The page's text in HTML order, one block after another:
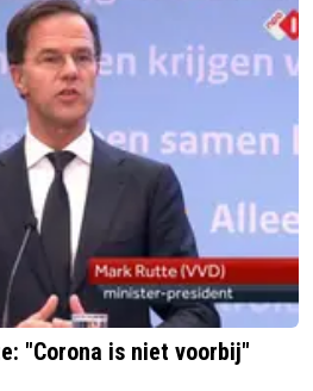
"Corona is niet voorbij"